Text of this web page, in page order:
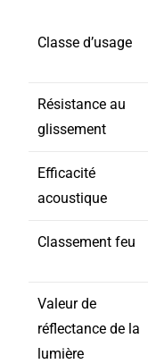
Classe d’usage
Résistance au
glissement
Efficacité
acoustique
Classement feu
Valeur de
réflectance de la
lumière